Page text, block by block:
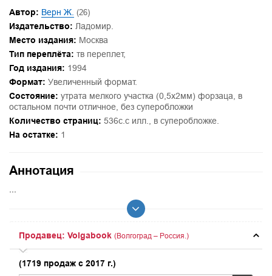
Автор: Верн Ж. (26)
Издательство: Ладомир.
Место издания: Москва
Тип переплёта: тв переплет,
Год издания: 1994
Формат: Увеличенный формат.
Состояние: утрата мелкого участка (0,5х2мм) форзаца, в
остальном почти отличное, без суперобложки
Количество страниц: 536с.с илл., в суперобложке.
На остатке: 1
Аннотация
...
Продавец: Volgabook (Волгоград – Россия.)
(1719 продаж с 2017 г.)